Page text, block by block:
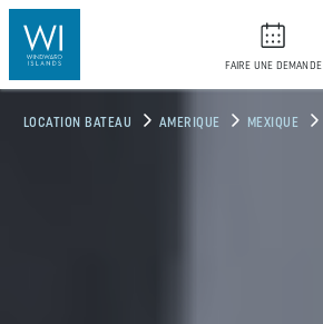
FAIRE UNE DEMANDE
LOCATION BATEAU AMERIQUE MEXIQUE